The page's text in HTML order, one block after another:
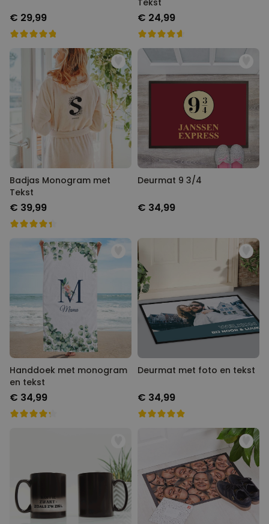
€ 29,99
Tekst
€ 24,99
Badjas Monogram met
Tekst
€ 39,99
Deurmat 9 3/4
€ 34,99
Handdoek met monogram
en tekst
€ 34,99
Deurmat met foto en tekst
€ 34,99